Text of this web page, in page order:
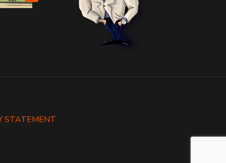
STATEMENT